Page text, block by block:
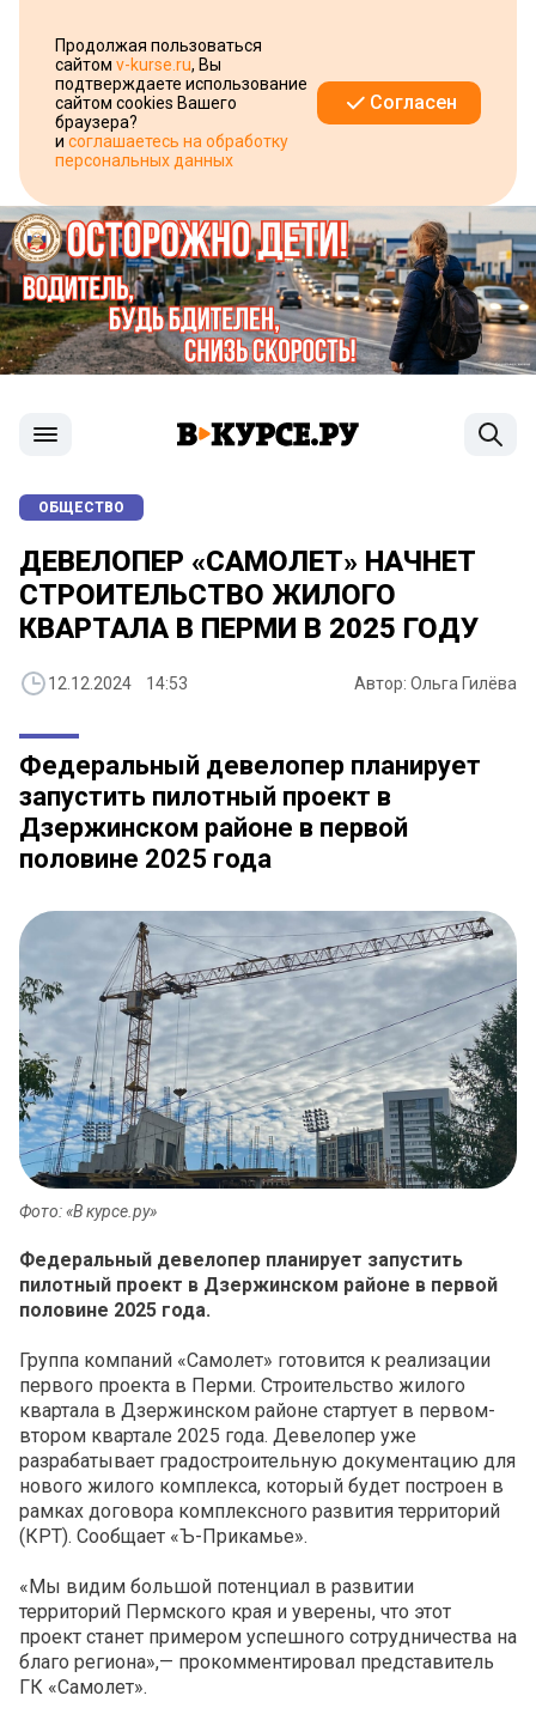
Продолжая пользоваться
сайтом v-kurse.ru, Вы
подтверждаете использование
сайтом cookies Вашего
браузера?
и соглашаетесь на обработку
персональных данных
Согласен
ОБЩЕСТВО
ДЕВЕЛОПЕР «САМОЛЕТ» НАЧНЕТ
СТРОИТЕЛЬСТВО ЖИЛОГО
КВАРТАЛА В ПЕРМИ В 2025 ГОДУ
12.12.2024 14:53 Автор: Ольга Гилёва
Федеральный девелопер планирует
запустить пилотный проект в
Дзержинском районе в первой
половине 2025 года
Фото: «В курсе.ру»
Федеральный девелопер планирует запустить
пилотный проект в Дзержинском районе в первой
половине 2025 года.
Группа компаний «Самолет» готовится к реализации
первого проекта в Перми. Строительство жилого
квартала в Дзержинском районе стартует в первом-
втором квартале 2025 года. Девелопер уже
разрабатывает градостроительную документацию для
нового жилого комплекса, который будет построен в
рамках договора комплексного развития территорий
(КРТ). Сообщает «Ъ-Прикамье».
«Мы видим большой потенциал в развитии
территорий Пермского края и уверены, что этот
проект станет примером успешного сотрудничества на
благо региона»,— прокомментировал представитель
ГК «Самолет».